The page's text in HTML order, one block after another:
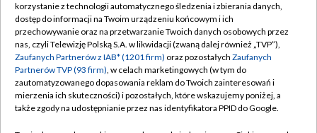
TVP
Abonament TVP
Emisja w TVP
Centrum informacji TVP
Naziemna Telewizja Cyfrowa
Regulamin TVP
Polityka prywatności
Moje zgody
Pomoc
korzystanie z technologii automatycznego śledzenia i zbierania danych,
dostęp do informacji na Twoim urządzeniu końcowym i ich
przechowywanie oraz na przetwarzanie Twoich danych osobowych przez
nas, czyli Telewizję Polską S.A. w likwidacji (zwaną dalej również „TVP”),
Zaufanych Partnerów z IAB* (1201 firm) oraz pozostałych Zaufanych
Partnerów TVP (93 firm), w celach marketingowych (w tym do
zautomatyzowanego dopasowania reklam do Twoich zainteresowań i
mierzenia ich skuteczności) i pozostałych, które wskazujemy poniżej, a
także zgody na udostępnianie przez nas identyfikatora PPID do Google.